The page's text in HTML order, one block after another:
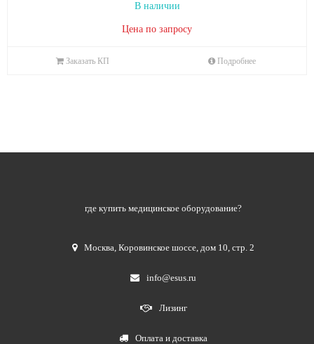
В наличии
Цена по запросу
Заказать КП Подробнее
где купить медицинское оборудование?
Москва,Коровинское шоссе, дом 10, стр. 2
info@esus.ru
Лизинг
Оплата и доставка